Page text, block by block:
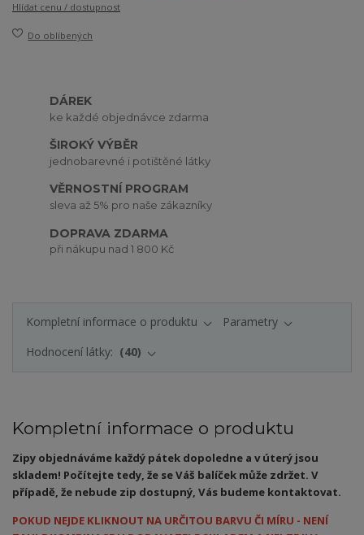
Hlídat cenu / dostupnost
Do oblíbených
DÁREK
ke každé objednávce zdarma
ŠIROKÝ VÝBĚR
jednobarevné i potištěné látky
VĚRNOSTNÍ PROGRAM
sleva až 5% pro naše zákazníky
DOPRAVA ZDARMA
při nákupu nad 1 800 Kč
Kompletní informace o produktu
Parametry
Hodnocení látky:
40
Kompletní informace o produktu
Zipy objednáváme každý pátek dopoledne a v úterý jsou
skladem! Počítejte tedy, že se Váš balíček může zdržet. V
případě, že nebude zip dostupný, Vás budeme kontaktovat.
POKUD NEJDE KLIKNOUT NA URČITOU BARVU ČI MÍRU - NENÍ